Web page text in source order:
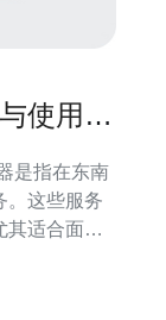
使用体
。这些服务
其适合面向
的需求，